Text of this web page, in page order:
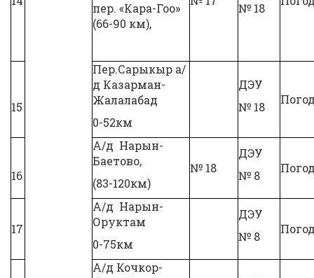
пер. «Кара-Гоо»
(66-90 км),
№ 18
15
Пер.Сарыкыр а/
д Казарман-
Жалалабад
0-52км
ДЭУ
№ 18
16
А/д Нарын-
Баетово,
(83-120км)
№ 18
ДЭУ
№ 8
17
А/д Нарын-
Оруктам
0-75км
ДЭУ
№ 8
А/д Кочкор-